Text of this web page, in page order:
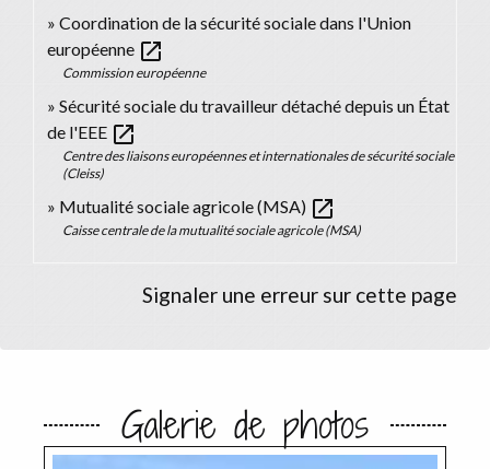
Coordination de la sécurité sociale dans l'Union
européenne open_in_new
Commission européenne
Sécurité sociale du travailleur détaché depuis un État
de l'EEE open_in_new
Centre des liaisons européennes et internationales de sécurité sociale
(Cleiss)
Mutualité sociale agricole (MSA) open_in_new
Caisse centrale de la mutualité sociale agricole (MSA)
Signaler une erreur sur cette page
Galerie de photos